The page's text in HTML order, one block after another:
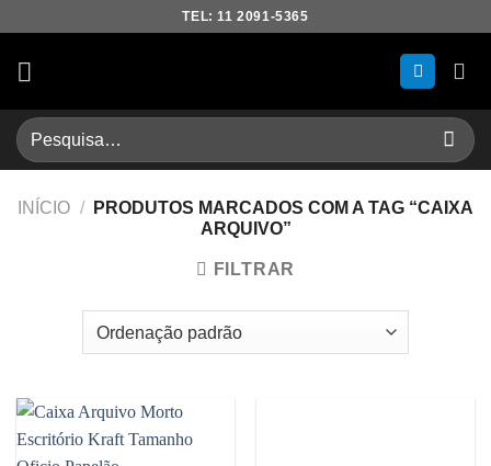
content
TEL: 11 2091-5365
Pesquisar
por:
INÍCIO /
PRODUTOS MARCADOS COM A TAG “CAIXA
ARQUIVO”
FILTRAR